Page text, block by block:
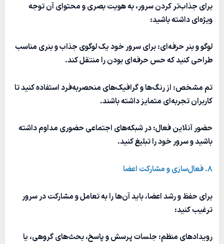
برای جذاب‌تر کردن سرور، به هویت بصری و محتوای آن توجه
ویژه‌ای داشته باشید:
لوگو و بنر حرفه‌ای: برای سرور خود یک لوگوی جذاب و بنری مناسب
طراحی کنید که حس حرفه‌ای بودن را منتقل کند.
تم مشخص: از رنگ‌ها و گرافیک‌های منحصربه‌فرد استفاده کنید تا
کاربران تجربه‌ای متمایز داشته باشند.
حضور آنلاین فعال: در شبکه‌های اجتماعی حضوری مداوم داشته
باشید و سرور خود را تبلیغ کنید.
8. فعال‌سازی و مشارکت اعضا
برای حفظ و رشد اعضا، باید آن‌ها را به تعامل و مشارکت در سرور
ترغیب کنید:
رویدادهای منظم: جلسات پرسش و پاسخ، بحث‌های گروهی، یا